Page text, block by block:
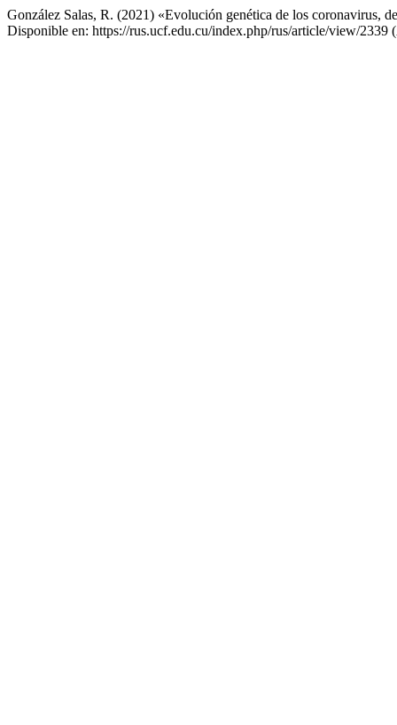
González Salas, R. (2021) «Evolución genética de los coronavirus,
Disponible en: https://rus.ucf.edu.cu/index.php/rus/article/view/2339